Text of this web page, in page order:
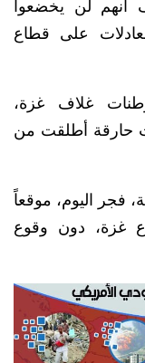
أنهم لن يخضعوا
على قطاع
غلاف غزة،
حارقة أطلقت من
فجر اليوم، موقعاً
غزة، دون وقوع